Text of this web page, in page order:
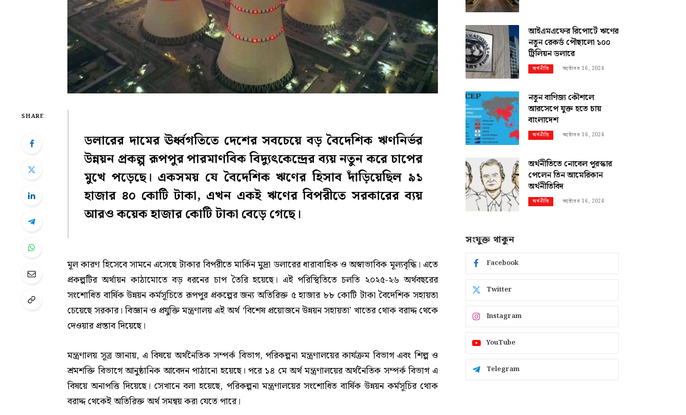
SHARE
ডলারের দামের ঊর্ধ্বগতিতে দেশের সবচেয়ে বড় বৈদেশিক ঋণনির্ভর
উন্নয়ন প্রকল্প রূপপুর পারমাণবিক বিদ্যুৎকেন্দ্রের ব্যয় নতুন করে চাপের
মুখে পড়েছে। একসময় যে বৈদেশিক ঋণের হিসাব দাঁড়িয়েছিল ৯১
হাজার ৪০ কোটি টাকা, এখন একই ঋণের বিপরীতে সরকারের ব্যয়
আরও কয়েক হাজার কোটি টাকা বেড়ে গেছে।
মূল কারণ হিসেবে সামনে এসেছে টাকার বিপরীতে মার্কিন মুদ্রা ডলারের ধারাবাহিক ও অস্বাভাবিক মূল্যবৃদ্ধি। এতে
প্রকল্পটির অর্থায়ন কাঠামোতে বড় ধরনের চাপ তৈরি হয়েছে। এই পরিস্থিতিতে চলতি ২০২৫-২৬ অর্থবছরের
সংশোধিত বার্ষিক উন্নয়ন কর্মসূচিতে রূপপুর প্রকল্পের জন্য অতিরিক্ত ৫ হাজার ৮৮ কোটি টাকা বৈদেশিক সহায়তা
চেয়েছে সরকার। বিজ্ঞান ও প্রযুক্তি মন্ত্রণালয় এই অর্থ ‘বিশেষ প্রয়োজনে উন্নয়ন সহায়তা’ খাতের থোক বরাদ্দ থেকে
দেওয়ার প্রস্তাব দিয়েছে।
মন্ত্রণালয় সূত্র জানায়, এ বিষয়ে অর্থনৈতিক সম্পর্ক বিভাগ, পরিকল্পনা মন্ত্রণালয়ের কার্যক্রম বিভাগ এবং শিল্প ও
শ্রমশক্তি বিভাগে আনুষ্ঠানিক আবেদন পাঠানো হয়েছে। পরে ১৪ মে অর্থ মন্ত্রণালয়ের অর্থনৈতিক সম্পর্ক বিভাগ এ
বিষয়ে অনাপত্তি দিয়েছে। সেখানে বলা হয়েছে, পরিকল্পনা মন্ত্রণালয়ের সংশোধিত বার্ষিক উন্নয়ন কর্মসূচির থোক
বরাদ্দ থেকেই অতিরিক্ত অর্থ সমন্বয় করা যেতে পারে।
আইএমএফের রিপোর্টে ঋণের
নতুন রেকর্ড পৌছালো ১০০
ট্রিলিয়ন ডলারে
অর্থনীতি অক্টোবর 16, 2024
নতুন বাণিজ্য কৌশলে
আরসেপে যুক্ত হতে চায়
বাংলাদেশ
অর্থনীতি অক্টোবর 16, 2024
অর্থনীতিতে নোবেল পুরস্কার
পেলেন তিন আমেরিকান
অর্থনীতিবিদ
অর্থনীতি অক্টোবর 16, 2024
সংযুক্ত থাকুন
Facebook
Twitter
Instagram
YouTube
Telegram